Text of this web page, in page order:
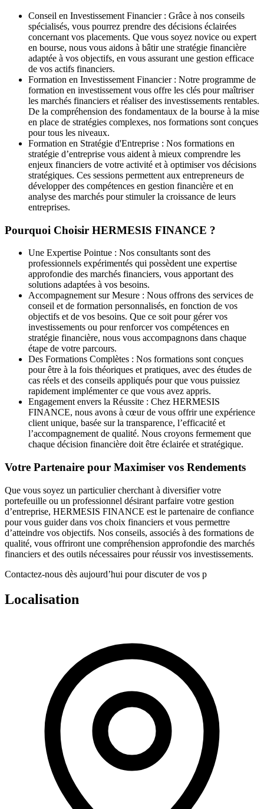
Conseil en Investissement Financier : Grâce à nos conseils
spécialisés, vous pourrez prendre des décisions éclairées
concernant vos placements. Que vous soyez novice ou expert
en bourse, nous vous aidons à bâtir une stratégie financière
adaptée à vos objectifs, en vous assurant une gestion efficace
de vos actifs financiers.
Formation en Investissement Financier : Notre programme de
formation en investissement vous offre les clés pour maîtriser
les marchés financiers et réaliser des investissements rentables.
De la compréhension des fondamentaux de la bourse à la mise
en place de stratégies complexes, nos formations sont conçues
pour tous les niveaux.
Formation en Stratégie d'Entreprise : Nos formations en
stratégie d’entreprise vous aident à mieux comprendre les
enjeux financiers de votre activité et à optimiser vos décisions
stratégiques. Ces sessions permettent aux entrepreneurs de
développer des compétences en gestion financière et en
analyse des marchés pour stimuler la croissance de leurs
entreprises.
Pourquoi Choisir HERMESIS FINANCE ?
Une Expertise Pointue : Nos consultants sont des
professionnels expérimentés qui possèdent une expertise
approfondie des marchés financiers, vous apportant des
solutions adaptées à vos besoins.
Accompagnement sur Mesure : Nous offrons des services de
conseil et de formation personnalisés, en fonction de vos
objectifs et de vos besoins. Que ce soit pour gérer vos
investissements ou pour renforcer vos compétences en
stratégie financière, nous vous accompagnons dans chaque
étape de votre parcours.
Des Formations Complètes : Nos formations sont conçues
pour être à la fois théoriques et pratiques, avec des études de
cas réels et des conseils appliqués pour que vous puissiez
rapidement implémenter ce que vous avez appris.
Engagement envers la Réussite : Chez HERMESIS
FINANCE, nous avons à cœur de vous offrir une expérience
client unique, basée sur la transparence, l’efficacité et
l’accompagnement de qualité. Nous croyons fermement que
chaque décision financière doit être éclairée et stratégique.
Votre Partenaire pour Maximiser vos Rendements
Que vous soyez un particulier cherchant à diversifier votre
portefeuille ou un professionnel désirant parfaire votre gestion
d’entreprise, HERMESIS FINANCE est le partenaire de confiance
pour vous guider dans vos choix financiers et vous permettre
d’atteindre vos objectifs. Nos conseils, associés à des formations de
qualité, vous offriront une compréhension approfondie des marchés
financiers et des outils nécessaires pour réussir vos investissements.
Contactez-nous dès aujourd’hui pour discuter de vos p
Localisation